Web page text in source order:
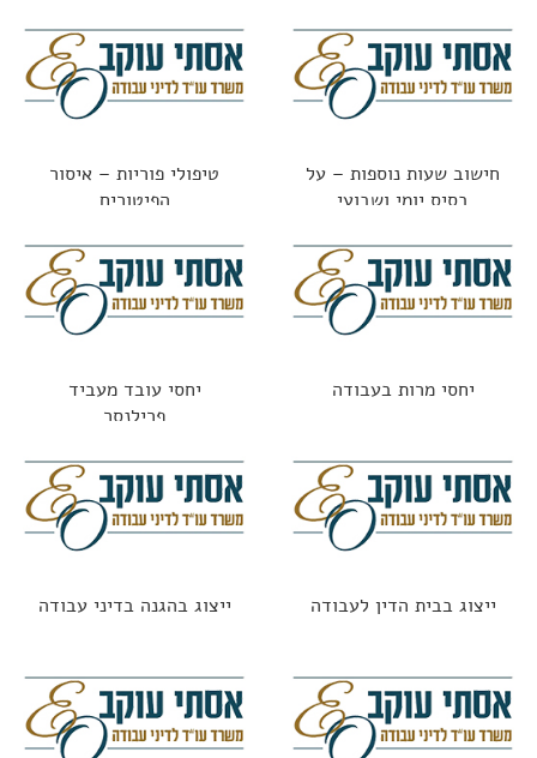
חישוב שעות נוספות – על
בסיס יומי ושבועי
טיפולי פוריות – איסור
הפיטורים
יחסי מרות בעבודה
יחסי עובד מעביד
פרילנסר
ייצוג בבית הדין לעבודה ייצוג בהגנה בדיני עבודה